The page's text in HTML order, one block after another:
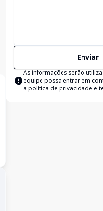
Enviar
As informações serão
equipe possa entrar em
a política de privacidade e